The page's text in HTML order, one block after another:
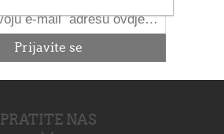
PRATITE NAS